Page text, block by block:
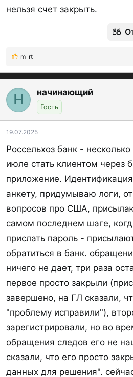
нельзя счет закрыть.
Р
а
к
и
и
:
m_rt
Н начинающий
Гость
19.07.2025
Россельхоз банк -
июле стать клиентом через
приложение.
анкету, придумываю логи,
вопросов про США,
самом последнем шаге,
прислать пароль -
обратиться в банк.
ничего не дает, три раза
первое просто закрыли
завершено, на ГЛ сказали,
"проблему исправили"),
зарегистрировали, но во
обращения следов его не
сказали, что его просто
данных для решения".